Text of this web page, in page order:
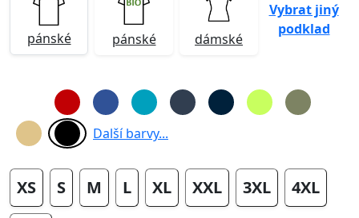
pánské pánské dámské
Vybrat jiný
podklad
Další barvy...
XS S M L XL XXL 3XL 4XL